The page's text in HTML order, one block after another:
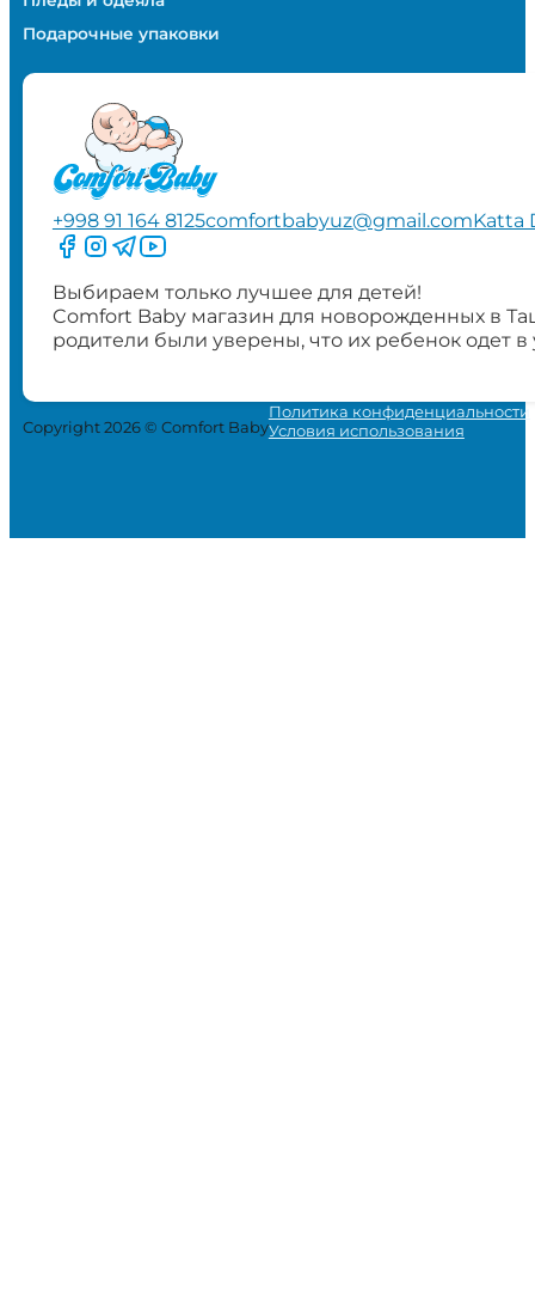
Подарочные упаковки
+998 91 164 8125comfortbabyuz@gmail.comKatta
Следите за нами на Facebook
Следите за нами в Instagram
Следите за нами в Telegram
Следите за нами в YouTube
Выбираем только лучшее для детей!
Comfort Baby магазин для новорожденных в
родители были уверены, что их ребенок одет
Copyright 2026 © Comfort Baby
Политика конфиденциальности
Условия использования